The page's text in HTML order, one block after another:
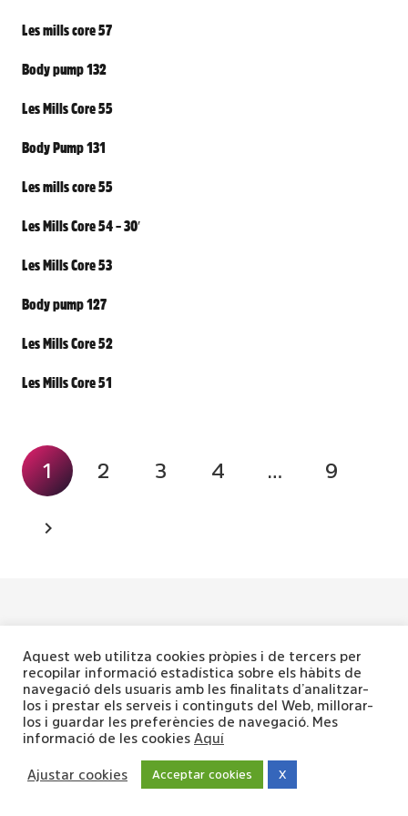
Les mills core 57
Body pump 132
Les Mills Core 55
Body Pump 131
Les mills core 55
Les Mills Core 54 – 30′
Les Mills Core 53
Body pump 127
Les Mills Core 52
Les Mills Core 51
1 2 3 4 … 9
Aquest web utilitza cookies pròpies i de tercers per
recopilar informació estadística sobre els hàbits de
navegació dels usuaris amb les finalitats d’analitzar-
los i prestar els serveis i continguts del Web, millorar-
los i guardar les preferències de navegació. Mes
informació de les cookies Aquí
Ajustar cookies Acceptar cookies X